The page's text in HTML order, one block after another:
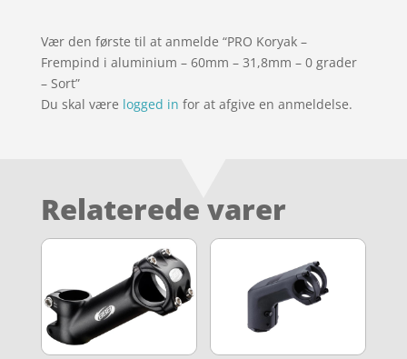
Vær den første til at anmelde “PRO Koryak –
Frempind i aluminium – 60mm – 31,8mm – 0 grader
– Sort”
Du skal være logged in for at afgive en anmeldelse.
Relaterede varer